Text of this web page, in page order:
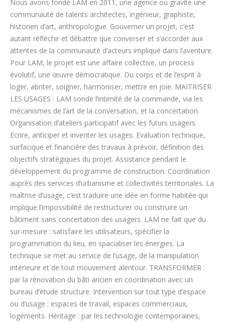
Nous avons fondé LAM en 2011, une agence où gravite une
communauté de talents architectes, ingénieur, graphiste,
historien d’art, anthropologue. Gouverner un projet, c’est
autant réfléchir et débattre que converser et s’accorder aux
attentes de la communauté d’acteurs impliqué dans l’aventure.
Pour LAM, le projet est une affaire collective, un process
évolutif, une œuvre démocratique. Du corps et de l’esprit à
loger, abriter, soigner, harmoniser, mettre en joie. MAITRISER
LES USAGES : LAM sonde l’intimité de la commande, via les
mécanismes de l’art de la conversation, et la concertation.
Organisation d’ateliers participatif avec les futurs usagers.
Ecrire, anticiper et inventer les usages. Evaluation technique,
surfacique et financière des travaux à prévoir, définition des
objectifs stratégiques du projet. Assistance pendant le
développement du programme de construction. Coordination
auprès des services d’urbanisme et collectivités territoriales. La
maîtrise d’usage, c’est traduire une idée en forme habitée qui
implique l’impossibilité de restructurer ou construire un
bâtiment sans concertation des usagers. LAM ne fait que du
sur-mesure : satisfaire les utilisateurs, spécifier la
programmation du lieu, en spacialiser les énergies. La
technique se met au service de l’usage, de la manipulation
intérieure et de tout mouvement alentour. TRANSFORMER :
par la rénovation du bâti ancien en coordination avec un
bureau d’étude structure. Intervention sur tout type d’espace
ou d’usage : espaces de travail, espaces commerciaux,
logements. Héritage : par les technologie contemporaines,